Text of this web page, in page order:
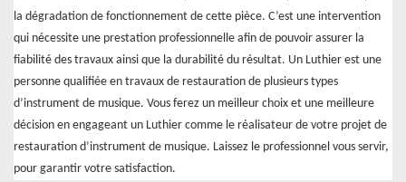
la dégradation de fonctionnement de cette pièce. C’est une intervention
qui nécessite une prestation professionnelle afin de pouvoir assurer la
fiabilité des travaux ainsi que la durabilité du résultat. Un Luthier est une
personne qualifiée en travaux de restauration de plusieurs types
d’instrument de musique. Vous ferez un meilleur choix et une meilleure
décision en engageant un Luthier comme le réalisateur de votre projet de
restauration d’instrument de musique. Laissez le professionnel vous servir,
pour garantir votre satisfaction.